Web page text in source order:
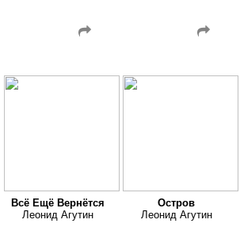
Всё Ещё Вернётся
Леонид Агутин
Остров
Леонид Агутин